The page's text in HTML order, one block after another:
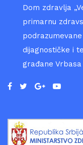
Dom zdravlja
primarnu
dijagnostičke i
građane